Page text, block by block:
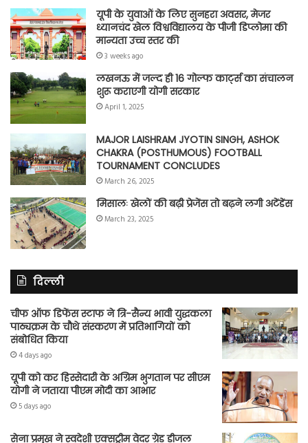
यूपी के युवाओं के लिए सुनहरा अवसर, मेजर
ध्यानचंद खेल विश्वविद्यालय के पीजी डिप्लोमा की
मान्यता उच्च स्तर की
3 weeks ago
लखनऊ में जल्द ही 16 गोल्फ कार्ट्स का संचालन
शुरू कराएगी योगी सरकार
April 1, 2025
MAJOR LAISHRAM JYOTIN SINGH, ASHOK
CHAKRA (POSTHUMOUS) FOOTBALL
TOURNAMENT CONCLUDES
March 26, 2025
मिसालः खेलों की बढ़ी प्रेजेंस तो बढ़ने लगी अटेंडेंस
March 23, 2025
दिल्ली
चीफ ऑफ डिफेंस स्टाफ ने त्रि-सैन्य भावी युद्धकला
पाठ्यक्रम के चौथे संस्करण में प्रतिभागियों को
संबोधित किया
4 days ago
यूपी को कर हिस्सेदारी के अग्रिम भुगतान पर सीएम
योगी ने जताया पीएम मोदी का आभार
5 days ago
सेना प्रमुख ने स्वदेशी एक्सट्रीम वेदर ग्रेड डीजल